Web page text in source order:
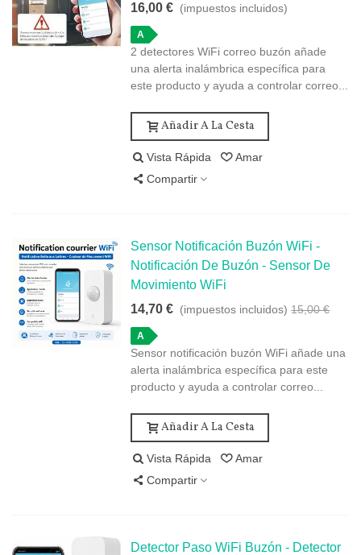
16,00 € (impuestos incluidos)
A
2 detectores WiFi correo buzón añade
una alerta inalámbrica específica para
este producto y ayuda a controlar correo...
Añadir A La Cesta
Vista Rápida
Amar
Compartir
Sensor Notificación Buzón WiFi -
Notificación De Buzón - Sensor De
Movimiento WiFi
14,70 € (impuestos incluidos) 15,00 €
A
Sensor notificación buzón WiFi añade una
alerta inalámbrica específica para este
producto y ayuda a controlar correo...
Añadir A La Cesta
Vista Rápida
Amar
Compartir
Detector Paso WiFi Buzón - Detector